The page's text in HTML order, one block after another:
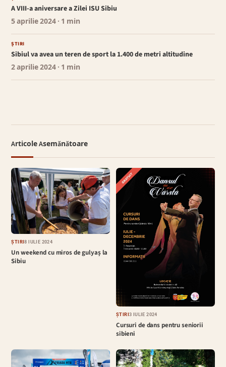
A VIII-a aniversare a Zilei ISU Sibiu
5 aprilie 2024 · 1 min
ȘTIRI
Sibiul va avea un teren de sport la 1.400 de metri altitudine
2 aprilie 2024 · 1 min
Articole Asemănătoare
ȘTIRI8 IULIE 2024
Un weekend cu miros de gulyaș la
Sibiu
ȘTIRI3 IULIE 2024
Cursuri de dans pentru seniorii
sibieni